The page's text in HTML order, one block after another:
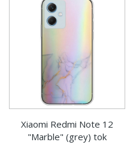
Xiaomi Redmi Note 12
"Marble" (grey) tok